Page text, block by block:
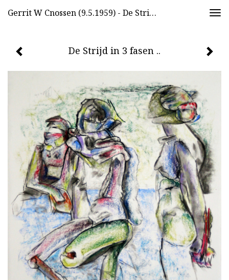
Gerrit W Cnossen (9.5.1959) - De Strijd In 3 Fasen ..
De Strijd in 3 fasen ..